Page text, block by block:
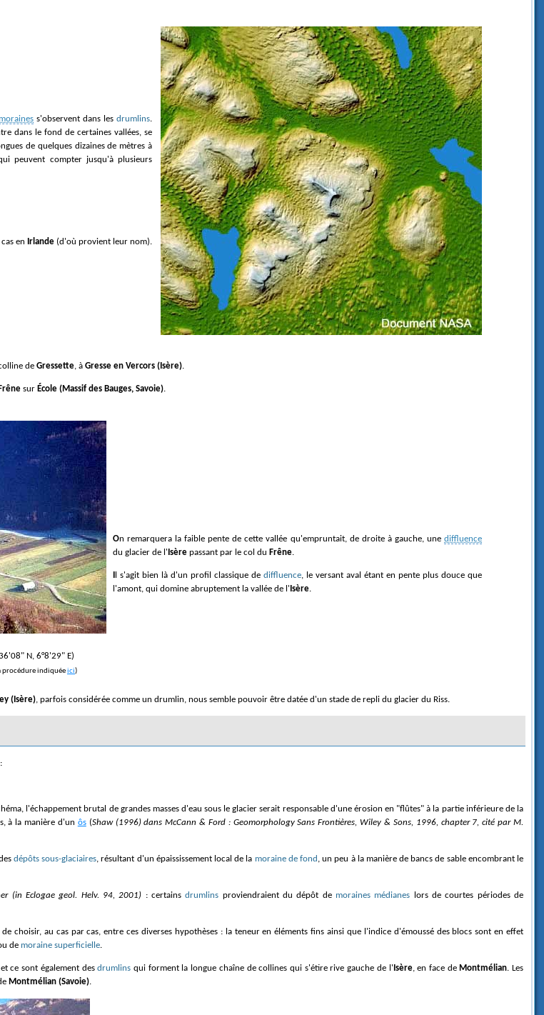
moraines s'observent dans les drumlins.
dans le fond de certaines vallées, se
de quelques dizaines de mètres à
peuvent compter jusqu'à plusieurs
en Irlande (d'où provient leur nom).
de Gressette, à Gresse en Vercors (Isère).
Frêne sur École (Massif des Bauges, Savoie).
N, 6°8'29" E)
procédure indiquéeici)
On remarquera la faible pente de cette vallée qu'empruntait, de droite à gauche, une diffluence
du glacier de l' Isère passant par le col du Frêne.
Il s'agit bien là d'un profil classique de diffluence, le versant aval étant en pente plus douce que
l'amont, qui domine abruptement la vallée de l' Isère.
(Isère), parfois considérée comme un drumlin, nous semble pouvoir être datée d'un stade de repli du glacier du Riss.
à la manière d'un ôs(Shaw (1996) dans McCann & Ford : Geomorphology Sans Frontières, Wiley & Sons, 1996, chapter 7, cité par M.
dépôts sous-glaciaires, résultant d'un épaississement local de la moraine de fond , un peu à la manière de bancs de sable encombrant le
(in Eclogae geol. Helv. 94, 2001) : certainsdrumlins proviendraient du dépôt de moraines médianes lors de courtes périodes de
choisir, au cas par cas, entre ces diverses hypothèses : la teneur en éléments fins ainsi que l'indice d'émoussé des blocs sont en effet
de moraine superficielle.
ce sont également desdrumlins qui forment la longue chaîne de collines qui s'étire rive gauche de l' Isère, en face de Montmélian. Les
Montmélian (Savoie).